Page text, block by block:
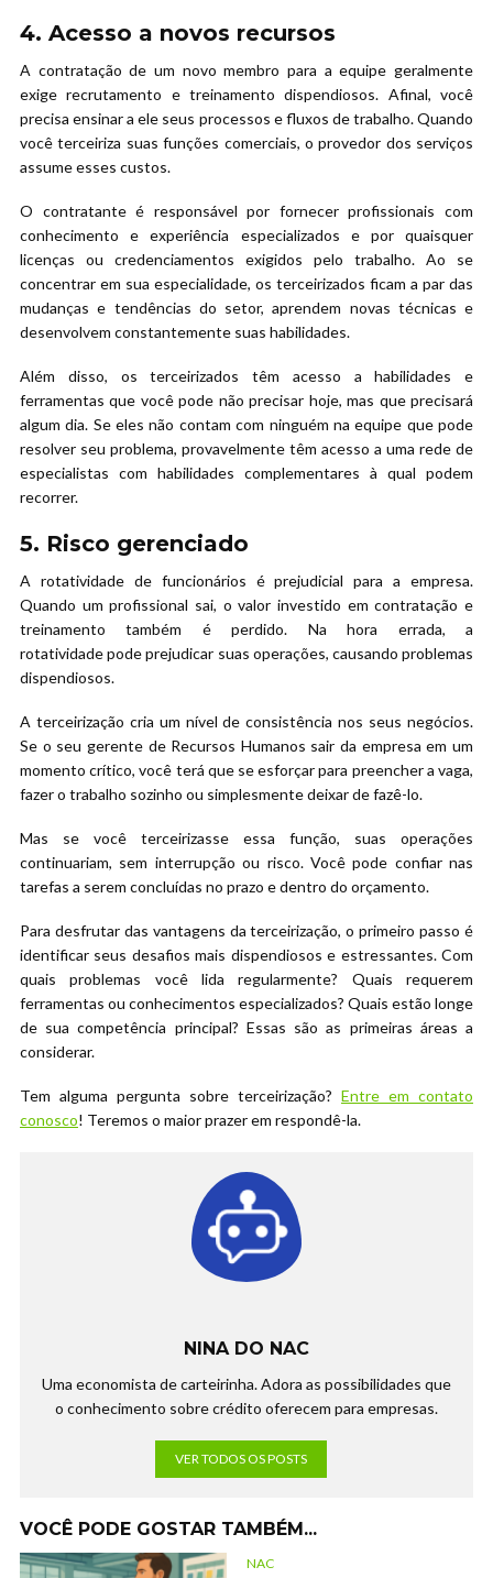
4. Acesso a novos recursos
A contratação de um novo membro para a equipe geralmente
exige recrutamento e treinamento dispendiosos. Afinal, você
precisa ensinar a ele seus processos e fluxos de trabalho. Quando
você terceiriza suas funções comerciais, o provedor dos serviços
assume esses custos.
O contratante é responsável por fornecer profissionais com
conhecimento e experiência especializados e por quaisquer
licenças ou credenciamentos exigidos pelo trabalho. Ao se
concentrar em sua especialidade, os terceirizados ficam a par das
mudanças e tendências do setor, aprendem novas técnicas e
desenvolvem constantemente suas habilidades.
Além disso, os terceirizados têm acesso a habilidades e
ferramentas que você pode não precisar hoje, mas que precisará
algum dia. Se eles não contam com ninguém na equipe que pode
resolver seu problema, provavelmente têm acesso a uma rede de
especialistas com habilidades complementares à qual podem
recorrer.
5. Risco gerenciado
A rotatividade de funcionários é prejudicial para a empresa.
Quando um profissional sai, o valor investido em contratação e
treinamento também é perdido. Na hora errada, a
rotatividade pode prejudicar suas operações, causando problemas
dispendiosos.
A terceirização cria um nível de consistência nos seus negócios.
Se o seu gerente de Recursos Humanos sair da empresa em um
momento crítico, você terá que se esforçar para preencher a vaga,
fazer o trabalho sozinho ou simplesmente deixar de fazê-lo.
Mas se você terceirizasse essa função, suas operações
continuariam, sem interrupção ou risco. Você pode confiar nas
tarefas a serem concluídas no prazo e dentro do orçamento.
Para desfrutar das vantagens da terceirização, o primeiro passo é
identificar seus desafios mais dispendiosos e estressantes. Com
quais problemas você lida regularmente? Quais requerem
ferramentas ou conhecimentos especializados? Quais estão longe
de sua competência principal? Essas são as primeiras áreas a
considerar.
Tem alguma pergunta sobre terceirização? Entre em contato
conosco! Teremos o maior prazer em respondê-la.
NINA DO NAC
Uma economista de carteirinha. Adora as possibilidades que
o conhecimento sobre crédito oferecem para empresas.
VER TODOS OS POSTS
VOCÊ PODE GOSTAR TAMBÉM...
NAC